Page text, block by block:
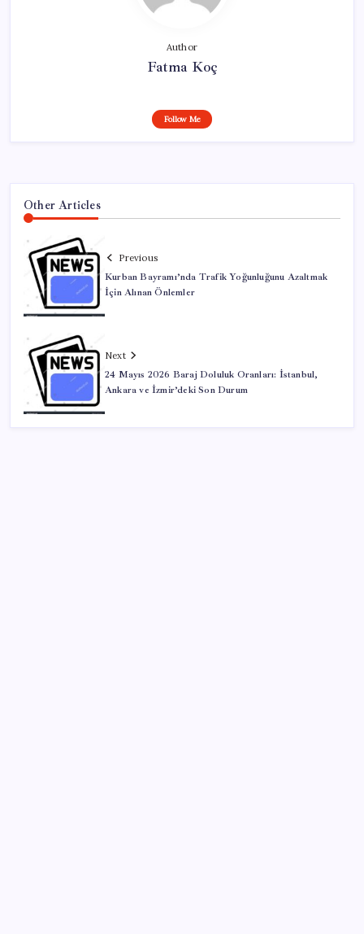
Author
Fatma Koç
Follow Me
Other Articles
Previous
Kurban Bayramı’nda Trafik Yoğunluğunu Azaltmak
İçin Alınan Önlemler
Next
24 Mayıs 2026 Baraj Doluluk Oranları: İstanbul,
Ankara ve İzmir’deki Son Durum